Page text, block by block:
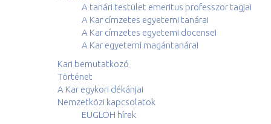
A tanári testület emeritus professzor tagjai
A Kar címzetes egyetemi tanárai
A Kar címzetes egyetemi docensei
A Kar egyetemi magántanárai
Kari bemutatkozó
Történet
A Kar egykori dékánjai
Nemzetközi kapcsolatok
EUGLOH hírek